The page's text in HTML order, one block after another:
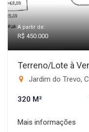
A partir de:
R$ 450.000
Terreno/Lote à
Jardim do Trevo,
320 M²
Mais informações